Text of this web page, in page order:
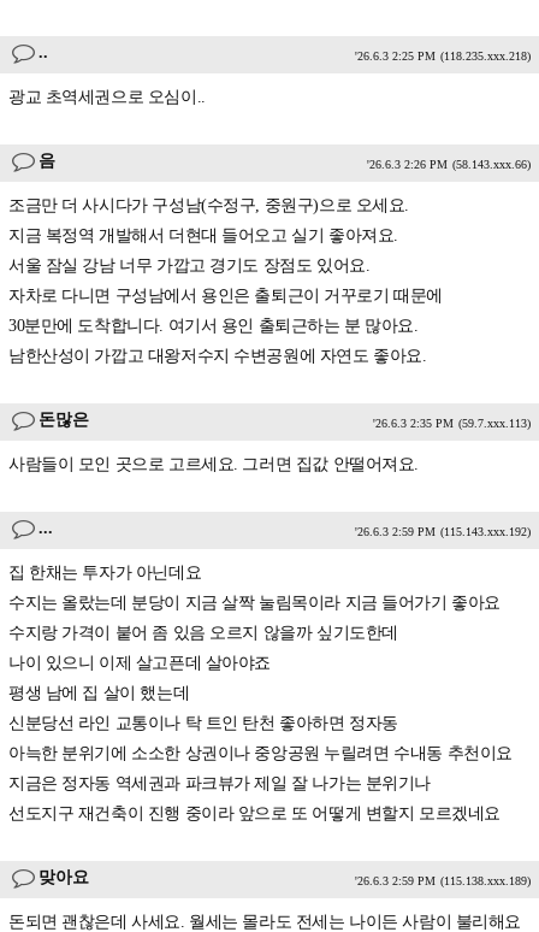
.. '26.6.3 2:25 PM (118.235.xxx.218)
광교 초역세권으로 오심이..
음 '26.6.3 2:26 PM (58.143.xxx.66)
조금만 더 사시다가 구성남(수정구, 중원구)으로 오세요.
지금 복정역 개발해서 더현대 들어오고 실기 좋아져요.
서울 잠실 강남 너무 가깝고 경기도 장점도 있어요.
자차로 다니면 구성남에서 용인은 출퇴근이 거꾸로기 때문에
30분만에 도착합니다. 여기서 용인 출퇴근하는 분 많아요.
남한산성이 가깝고 대왕저수지 수변공원에 자연도 좋아요.
돈많은 '26.6.3 2:35 PM (59.7.xxx.113)
사람들이 모인 곳으로 고르세요. 그러면 집값 안떨어져요.
... '26.6.3 2:59 PM (115.143.xxx.192)
집 한채는 투자가 아닌데요
수지는 올랐는데 분당이 지금 살짝 눌림목이라 지금 들어가기 좋아요
수지랑 가격이 붙어 좀 있음 오르지 않을까 싶기도한데
나이 있으니 이제 살고픈데 살아야죠
평생 남에 집 살이 했는데
신분당선 라인 교통이나 탁 트인 탄천 좋아하면 정자동
아늑한 분위기에 소소한 상권이나 중앙공원 누릴려면 수내동 추천이요
지금은 정자동 역세권과 파크뷰가 제일 잘 나가는 분위기나
선도지구 재건축이 진행 중이라 앞으로 또 어떻게 변할지 모르겠네요
맞아요 '26.6.3 2:59 PM (115.138.xxx.189)
돈되면 괜찮은데 사세요. 월세는 몰라도 전세는 나이든 사람이 불리해요